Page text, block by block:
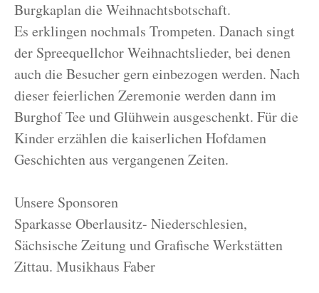
Burgkaplan die Weihnachtsbotschaft.
Es erklingen nochmals Trompeten. Danach singt
der Spreequellchor Weihnachtslieder, bei denen
auch die Besucher gern einbezogen werden. Nach
dieser feierlichen Zeremonie werden dann im
Burghof Tee und Glühwein ausgeschenkt. Für die
Kinder erzählen die kaiserlichen Hofdamen
Geschichten aus vergangenen Zeiten.
Unsere Sponsoren
Sparkasse Oberlausitz- Niederschlesien,
Sächsische Zeitung und Grafische Werkstätten
Zittau. Musikhaus Faber